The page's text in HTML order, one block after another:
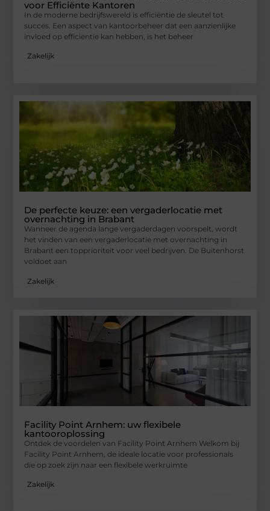
voor Efficiënte Kantoren
In de moderne bedrijfswereld is efficiëntie de sleutel tot
succes. Een aspect van kantoorbeheer dat een aanzienlijke
invloed op efficiëntie kan hebben, is het beheer
Zakelijk
De perfecte keuze: een vergaderlocatie met
overnachting in Brabant
Wanneer de agenda lange vergaderdagen voorspelt, wordt
het vinden van een vergaderlocatie met overnachting in
Brabant een topprioriteit voor veel bedrijven. De Buitenhorst
voldoet aan
Zakelijk
Facility Point Arnhem: uw flexibele
kantooroplossing
Ontdek de voordelen van Facility Point Arnhem Welkom bij
Facility Point Arnhem, de ideale locatie voor professionals
die op zoek zijn naar een flexibele werkruimte
Zakelijk